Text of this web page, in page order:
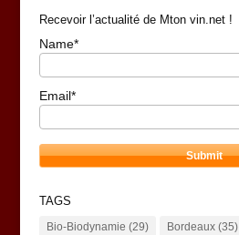
Recevoir l’actualité de Mton vin.net !
Name*
Email*
TAGS
Bio-Biodynamie (29) Bordeaux(35)